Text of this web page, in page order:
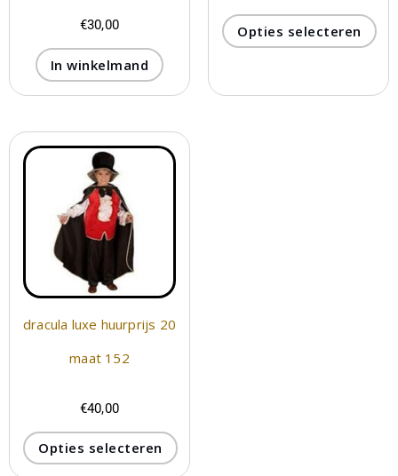
€30,00
In winkelmand
Opties selecteren
dracula luxe huurprijs 20
maat 152
€40,00
Opties selecteren